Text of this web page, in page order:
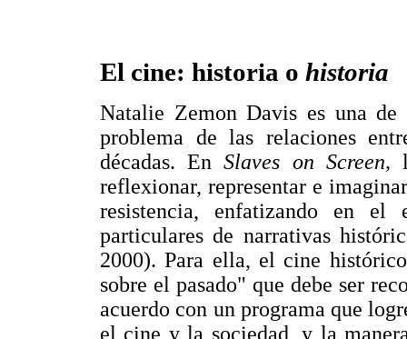
El cine: historia o historia
Natalie Zemon Davis es una
problema de las relaciones
décadas. EnSlaves on Screen,
reflexionar, representar e
resistencia, enfatizando en
particulares de narrativas
2000). Para ella, el cine
sobre el pasado" que debe ser
acuerdo con un programa que
el cine y la sociedad, y la